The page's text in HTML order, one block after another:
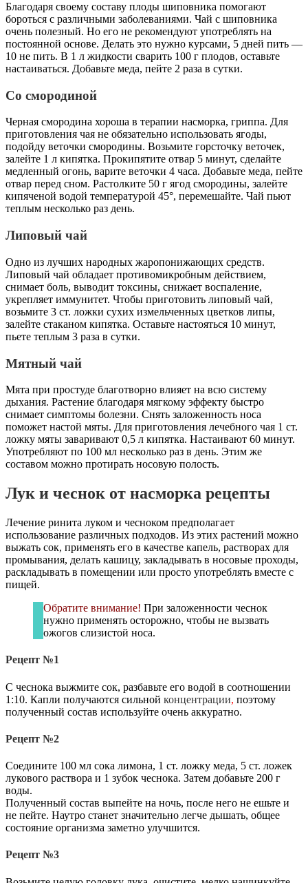
Благодаря своему составу плоды шиповника помогают
бороться с различными заболеваниями. Чай с шиповника
очень полезный. Но его не рекомендуют употреблять на
постоянной основе. Делать это нужно курсами, 5 дней пить —
10 не пить. В 1 л жидкости сварить 100 г плодов, оставьте
настаиваться. Добавьте меда, пейте 2 раза в сутки.
Со смородиной
Черная смородина хороша в терапии насморка, гриппа. Для
приготовления чая не обязательно использовать ягоды,
подойду веточки смородины. Возьмите горсточку веточек,
залейте 1 л кипятка. Прокипятите отвар 5 минут, сделайте
медленный огонь, варите веточки 4 часа. Добавьте меда, пейте
отвар перед сном. Растолките 50 г ягод смородины, залейте
кипяченой водой температурой 45°, перемешайте. Чай пьют
теплым несколько раз день.
Липовый чай
Одно из лучших народных жаропонижающих средств.
Липовый чай обладает противомикробным действием,
снимает боль, выводит токсины, снижает воспаление,
укрепляет иммунитет. Чтобы приготовить липовый чай,
возьмите 3 ст. ложки сухих измельченных цветков липы,
залейте стаканом кипятка. Оставьте настояться 10 минут,
пьете теплым 3 раза в сутки.
Мятный чай
Мята при простуде благотворно влияет на всю систему
дыхания. Растение благодаря мягкому эффекту быстро
снимает симптомы болезни. Снять заложенность носа
поможет настой мяты. Для приготовления лечебного чая 1 ст.
ложку мяты заваривают 0,5 л кипятка. Настаивают 60 минут.
Употребляют по 100 мл несколько раз в день. Этим же
составом можно протирать носовую полость.
Лук и чеснок от насморка рецепты
Лечение ринита луком и чесноком предполагает
использование различных подходов. Из этих растений можно
выжать сок, применять его в качестве капель, растворах для
промывания, делать кашицу, закладывать в носовые проходы,
раскладывать в помещении или просто употреблять вместе с
пищей.
Обратите внимание! При заложенности чеснок
нужно применять осторожно, чтобы не вызвать
ожогов слизистой носа.
Рецепт №1
С чеснока выжмите сок, разбавьте его водой в соотношении
1:10. Капли получаются сильной концентрации, поэтому
полученный состав используйте очень аккуратно.
Рецепт №2
Соедините 100 мл сока лимона, 1 ст. ложку меда, 5 ст. ложек
лукового раствора и 1 зубок чеснока. Затем добавьте 200 г
воды.
Полученный состав выпейте на ночь, после него не ешьте и
не пейте. Наутро станет значительно легче дышать, общее
состояние организма заметно улучшится.
Рецепт №3